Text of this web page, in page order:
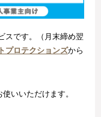
スです。（月末締め翌
プロテクションズから
いいただけます。